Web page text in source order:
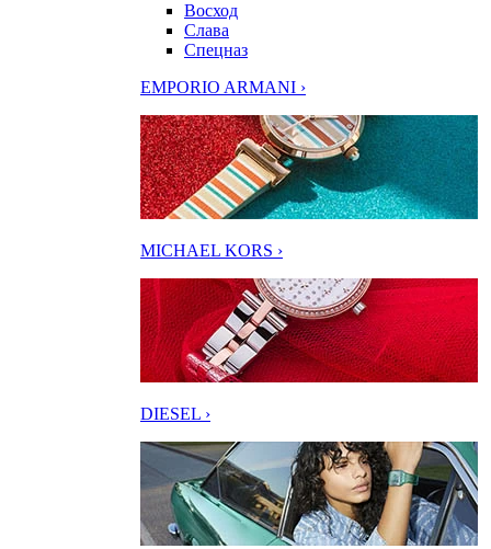
Восход
Слава
Спецназ
EMPORIO ARMANI ›
MICHAEL KORS ›
DIESEL ›